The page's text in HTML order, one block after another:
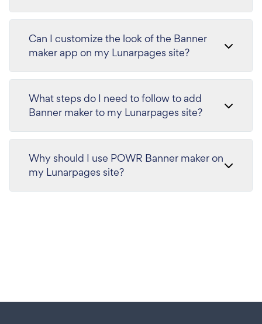
Can I customize the look of the Banner
maker app on my Lunarpages site?
What steps do I need to follow to add
Banner maker to my Lunarpages site?
Why should I use POWR Banner maker on
my Lunarpages site?